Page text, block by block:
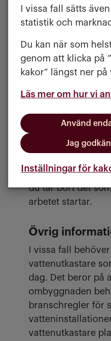
I vissa fall sätts
statistik och
Du kan när som
genom att klicka på
kakor” längst ner på
Läs mer om hur vi
Använd
Jag
Inställningar för
markiser
ta bort lösa
se till att fasad
runt huset är
Viktigt
Entreprenören
in i trädgården
utrustning. Vi tar
under arbetet. Det
du tar bort det
arbetet startar.
Övrig
I vissa fall
vattenutkastare
dag. Det beror på
ombyggnaden
branschregler för
vattenutkastare